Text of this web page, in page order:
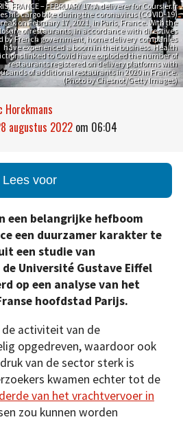
FRANCE – FEBRUARY 17: A deliverer for Coursier.fr
his cargo bike during the coronavirus (COVID-19)
on February 17, 2021, in Paris, France. With the
of restaurants, in accordance with directives
by French government, home delivery companies
have experienced a boom in their business. Health
linked to Covid have exploded the number of
restaurants registered on delivery platforms with
of additional restaurants in 2020 in France.
(Photo by Chesnot/Getty Images)
Horckmans
augustus 2022 om 06:04
Lees voor
een belangrijke hefboom
een duurzamer karakter te
een studie van
Université Gustave Eiffel
op een analyse van het
hoofdstad Parijs.
de activiteit van de
opgedreven, waardoor ook
van de sector sterk is
kwamen echter tot de
van het vrachtvervoer in
zou kunnen worden